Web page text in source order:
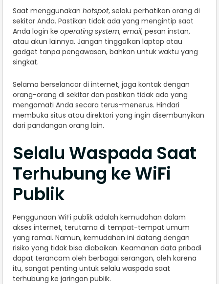
Saat menggunakan hotspot, selalu perhatikan orang di
sekitar Anda. Pastikan tidak ada yang mengintip saat
Anda login ke operating system, email, pesan instan,
atau akun lainnya. Jangan tinggalkan laptop atau
gadget tanpa pengawasan, bahkan untuk waktu yang
singkat.
Selama berselancar di internet, jaga kontak dengan
orang-orang di sekitar dan pastikan tidak ada yang
mengamati Anda secara terus-menerus. Hindari
membuka situs atau direktori yang ingin disembunyikan
dari pandangan orang lain.
Selalu Waspada Saat
Terhubung ke WiFi
Publik
Penggunaan WiFi publik adalah kemudahan dalam
akses internet, terutama di tempat-tempat umum
yang ramai. Namun, kemudahan ini datang dengan
risiko yang tidak bisa diabaikan. Keamanan data pribadi
dapat terancam oleh berbagai serangan, oleh karena
itu, sangat penting untuk selalu waspada saat
terhubung ke jaringan publik.